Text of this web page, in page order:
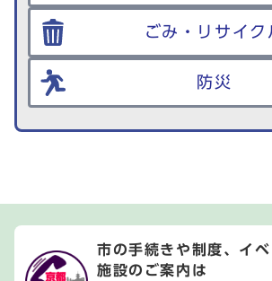
ごみ・リサイク
防災
市の手続きや制度、イベ
施設のご案内は